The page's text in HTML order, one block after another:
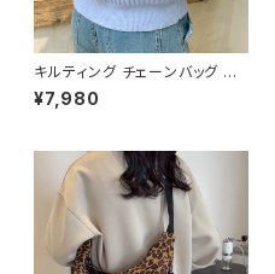
キルティング チェーンバッグ シ
ョルダーバッグ 斜めがけバッグ
レディース 韓国風 小さめ バッ
K-B0223
¥7,980